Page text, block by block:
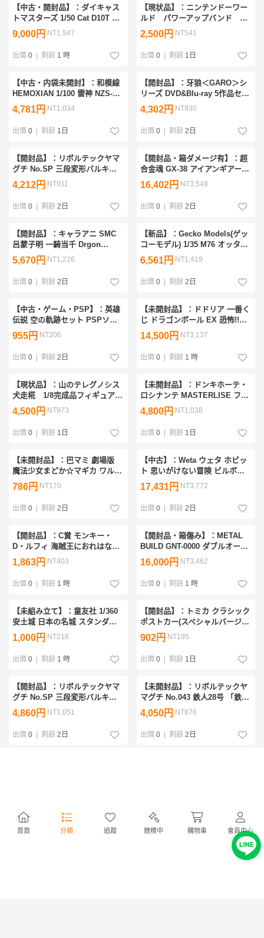
首頁 分類 追蹤 競標中 購物車 會員中心
【中古・開封品】：ダイキャス
トマスターズ 1/50 Cat D10T ト
ラクター ブルドーザ ハイライ
ンシリーズ DM85158(20260723)
9,000円 NT1,947
出價 0 剩餘 1 時
【現状品】：ニンテンドーワー
ルド パワーアップバンド ヨ
ッシー USJ(20260729)
2,500円 NT541
出價 0 剩餘 1日
【中古・内袋未開封】：和模線
HEMOXIAN 1/100 雷神 NZS-05-
3 THE ENTROPY OF TITANS
初回特典付き トール THOR プ
ラモデル(20260619)
4,781円 NT1,034
出價 0 剩餘 1日
【開封品】：牙狼＜GARO＞シ
リーズ DVD&Blu-ray 5作品セッ
ト 白夜の魔獣 呀〈KIBA〉 ～暗
黒騎士鎧伝～ RED REQUIEM
MAKAISENKI(20260615)
4,302円 NT930
出價 0 剩餘 2日
【開封品】：リボルテックヤマ
グチ No.SP 三段変形バルキリ
ー VF-1J マックス機 限定品 超
時空要塞マクロス 可動式フィギ
ュア(20260718)
4,212円 NT911
出價 0 剩餘 2日
【開封品・箱ダメージ有】：超
合金魂 GX-38 アイアンギアー
戦闘メカ ザブングル フィギュ
ア(20260707)
16,402円 NT3,549
出價 0 剩餘 2日
【開封品】：キャラアニ SMC
呂蒙子明 一騎当千 Drgon
Destiny 1/8PVC塗装済み完成品
フィギュア(20260714)
5,670円 NT1,226
出價 0 剩餘 2日
【新品】：Gecko Models(ゲッ
コーモデル) 1/35 M76 オッター
水陸両用貨物輸送車 後期型
GEC35GM0117(20260706)
6,561円 NT1,419
出價 0 剩餘 2日
【中古・ゲーム・PSP】：英雄
伝説 空の軌跡セット PSPソフ
ト (20260616)
955円 NT206
出價 0 剩餘 2日
【未開封品】：ドドリア 一番く
じ ドラゴンボール EX 恐怖!!フ
リーザ軍 MASTERLISE C賞 フ
ィギュア(20260728)
14,500円 NT3,137
出價 0 剩餘 1 時
【現状品】：山のテレグノシス
犬走椛 1/8完成品フィギュア
東方Project(20260804)
4,500円 NT973
出價 0 剩餘 1日
【未開封品】：ドンキホーテ・
ロシナンテ MASTERLISE フィ
ギュア 一番くじ ワンピース
The Unbreakable Law C賞
(20260725)①
4,800円 NT1,038
出價 0 剩餘 1日
【未開封品】：巴マミ 劇場版
魔法少女まどか☆マギカ ワルプ
ルギスの廻天 巴マミ フィギュ
ア (20260707)②
786円 NT170
出價 0 剩餘 2日
【中古】：Weta ウェタ ホビッ
ト 思いがけない冒険 ビルボ・
バギンズの剣 レプリカ リチャ
ード・テイラー氏サイン入り
(20260528)
17,431円 NT3,772
出價 0 剩餘 2日
【開封品】：C賞 モンキー・
D・ルフィ 海賊王におれはなる
フィギュア 一番くじ ワンピー
ス 冒険の記憶と未来への航路
ONE PIECE(20260711)
1,863円 NT403
出價 0 剩餘 1 時
【開封品・箱傷み】：METAL
BUILD GNT-0000 ダブルオーク
アンタ 劇場版 機動戦士ガンダ
ム00 -A wakening of the
Trailblazer-(20260723)
16,000円 NT3,462
出價 0 剩餘 1 時
【未組み立て】：童友社 1/360
安土城 日本の名城 スタンダー
ド版 S26 プラモデル(20260731)
1,000円 NT216
出價 0 剩餘 1 時
【開封品】：トミカ クラシック
ポストカー(スペシャルバージョ
ン) イトーヨーカドー限定 非売
品 ミニカー(20260618)①
902円 NT195
出價 0 剩餘 1日
【開封品】：リボルテックヤマ
グチ No.SP 三段変形バルキリ
ー VF-1J ミリア機 限定品 超時
空要塞マクロス 可動式フィギュ
ア(20260718)
4,860円 NT1,051
出價 0 剩餘 2日
【未開封品】：リボルテックヤ
マグチ No.043 鉄人28号 「鉄人
28号」 海洋堂 可動式フィギュ
ア(20260717)
4,050円 NT876
出價 0 剩餘 2日
出價 出價 2日
【中古】：トミカ・マニアズ・
クラブ 今村商会 ホンダ シビッ
ク タイプR 2019年モデル 5台セ